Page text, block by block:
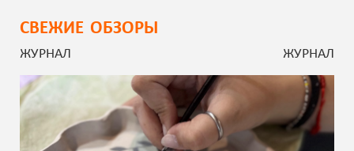
СВЕЖИЕ ОБЗОРЫ
ЖУРНАЛ ЖУРНАЛ